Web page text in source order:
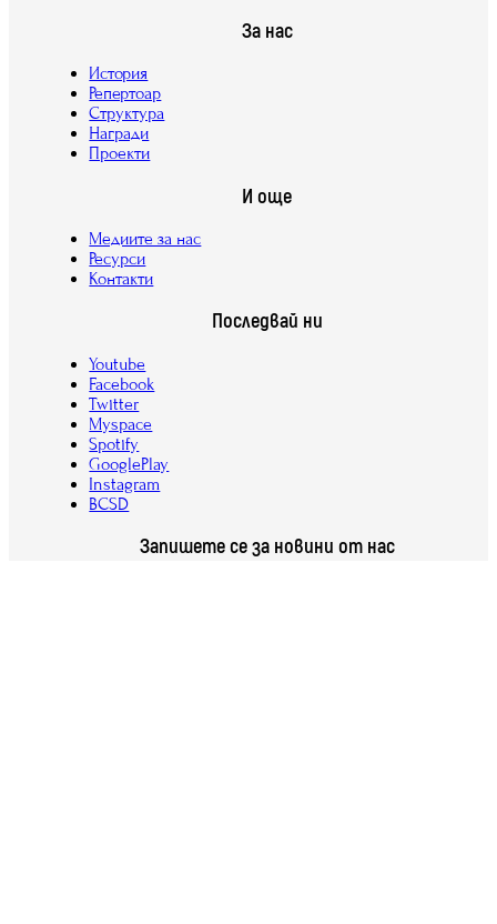
За нас
История
Репертоар
Структура
Награди
Проекти
И още
Медиите за нас
Ресурси
Контакти
Последвай ни
Youtube
Facebook
Twitter
Myspace
Spotify
GooglePlay
Instagram
BCSD
Запишете се за новини от нас